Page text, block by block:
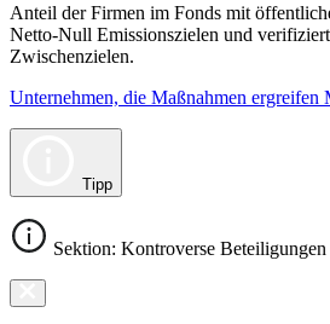
Anteil der Firmen im Fonds mit
Netto-Null Emissionszielen und
Zwischenzielen.
Unternehmen, die Maßnahmen ergreifen
Tipp
Sektion: Kontroverse